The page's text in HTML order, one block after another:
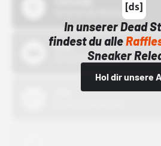
In unserer Dead
findest du alle
Sneaker
Hol dir unsere
Bstn
01.10.22 00:00 Uhr